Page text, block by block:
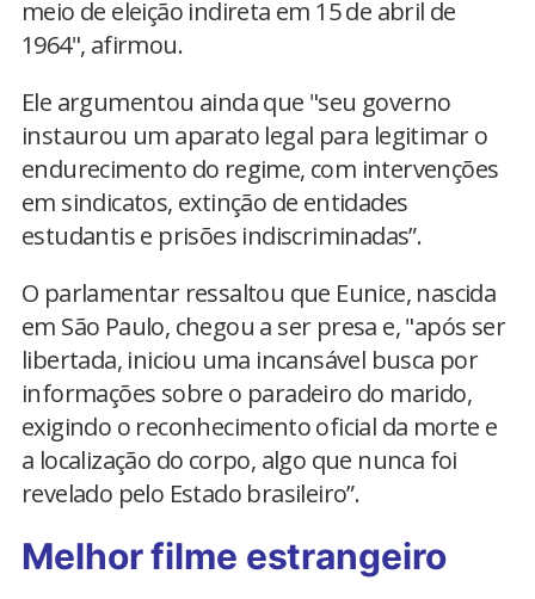
meio de eleição indireta em 15 de abril de
1964", afirmou.
Ele argumentou ainda que "seu governo
instaurou um aparato legal para legitimar o
endurecimento do regime, com intervenções
em sindicatos, extinção de entidades
estudantis e prisões indiscriminadas”.
O parlamentar ressaltou que Eunice, nascida
em São Paulo, chegou a ser presa e, "após ser
libertada, iniciou uma incansável busca por
informações sobre o paradeiro do marido,
exigindo o reconhecimento oficial da morte e
a localização do corpo, algo que nunca foi
revelado pelo Estado brasileiro”.
Melhor filme estrangeiro